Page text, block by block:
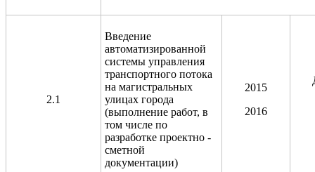
2.1
Введение
автоматизированной
системы управления
транспортного потока
на магистральных
улицах города
(выполнение работ, в
том числе по
разработке проектно -
сметной
документации)
2015
2016